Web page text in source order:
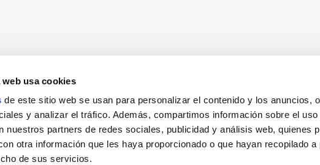
web usa cookies
de este sitio web se usan para personalizar el contenido y los anuncios,
y analizar el tráfico. Además, compartimos información sobre el uso
nuestros partners de redes sociales, publicidad y análisis web, quienes
otra información que les haya proporcionado o que hayan recopilado a
de sus servicios.
Renting
Sharing for employees
Mobility for Business
Sharing para empleados
Contacto
Conoce a Cooltra
Notas de prensa